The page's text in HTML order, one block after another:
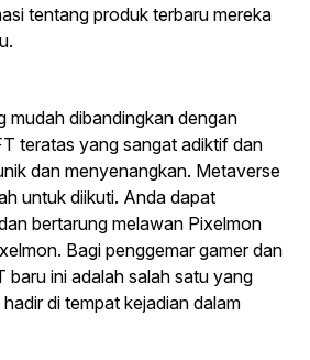
tentang produk terbaru mereka
mudah dibandingkan dengan
teratas yang sangat adiktif dan
dan menyenangkan. Metaverse
untuk diikuti. Anda dapat
bertarung melawan Pixelmon
Bagi penggemar gamer dan
baru ini adalah salah satu yang
di tempat kejadian dalam